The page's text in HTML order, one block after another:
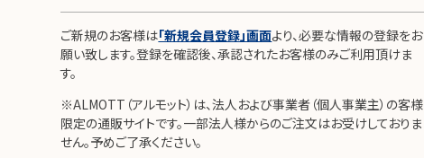
ご新規のお客様は「新規会員登録」画面より、必要な情報の登録をお
願い致します。登録を確認後、承認されたお客様のみご利用頂けま
す。
※ALMOTT（アルモット）は、法人および事業者（個人事業主）の客様
限定の通販サイトです。一部法人様からのご注文はお受けしておりま
せん。予めご了承ください。